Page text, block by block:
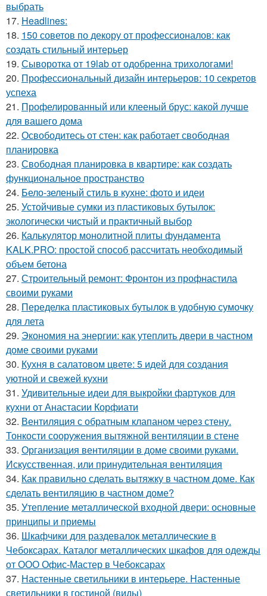
выбрать
17. Headlines:
18. 150 советов по декору от профессионалов: как
создать стильный интерьер
19. Сыворотка от 19lab от одобренна трихологами!
20. Профессиональный дизайн интерьеров: 10 секретов
успеха
21. Профелированный или клееный брус: какой лучше
для вашего дома
22. Освободитесь от стен: как работает свободная
планировка
23. Свободная планировка в квартире: как создать
функциональное пространство
24. Бело-зеленый стиль в кухне: фото и идеи
25. Устойчивые сумки из пластиковых бутылок:
экологически чистый и практичный выбор
26. Калькулятор монолитной плиты фундамента
KALK.PRO: простой способ рассчитать необходимый
объем бетона
27. Строительный ремонт: Фронтон из профнастила
своими руками
28. Переделка пластиковых бутылок в удобную сумочку
для лета
29. Экономия на энергии: как утеплить двери в частном
доме своими руками
30. Кухня в салатовом цвете: 5 идей для создания
уютной и свежей кухни
31. Удивительные идеи для выкройки фартуков для
кухни от Анастасии Корфиати
32. Вентиляция с обратным клапаном через стену.
Тонкости сооружения вытяжной вентиляции в стене
33. Организация вентиляции в доме своими руками.
Искусственная, или принудительная вентиляция
34. Как правильно сделать вытяжку в частном доме. Как
сделать вентиляцию в частном доме?
35. Утепление металлической входной двери: основные
принципы и приемы
36. Шкафчики для раздевалок металлические в
Чебоксарах. Каталог металлических шкафов для одежды
от ООО Офис-Мастер в Чебоксарах
37. Настенные светильники в интерьере. Настенные
светильники в гостиной (виды)